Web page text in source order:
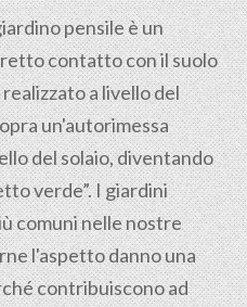
pensileè un
contatto con il suolo
a livello del
un'autorimessa
del solaio, diventando
verde”. I giardini
comuni nelle nostre
l'aspetto danno una
contribuiscono ad